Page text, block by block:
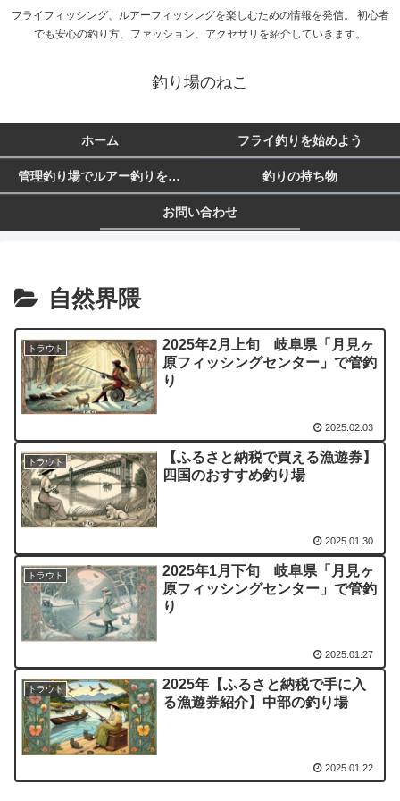
フライフィッシング、ルアーフィッシングを楽しむための情報を発信。 初心者
でも安心の釣り方、ファッション、アクセサリを紹介していきます。
釣り場のねこ
ホーム フライ釣りを始めよう
管理釣り場でルアー釣りを始めよう 釣りの持ち物
お問い合わせ
自然界隈
トラウト
2025年2月上旬 岐阜県「月見ヶ
原フィッシングセンター」で管釣
り
2025.02.03
トラウト
【ふるさと納税で買える漁遊券】
四国のおすすめ釣り場
2025.01.30
トラウト
2025年1月下旬 岐阜県「月見ヶ
原フィッシングセンター」で管釣
り
2025.01.27
トラウト
2025年【ふるさと納税で手に入
る漁遊券紹介】中部の釣り場
2025.01.22